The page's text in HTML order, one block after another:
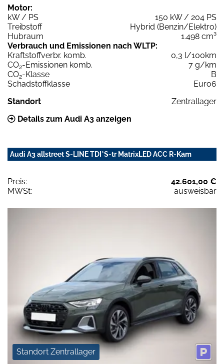
Motor:
kW / PS
150 kW / 204 PS
Treibstoff
Hybrid (Benzin/Elektro)
Hubraum
1.498 cm³
Verbrauch und Emissionen nach WLTP:
Kraftstoffverbr. komb.
0,3 l/100km
CO2-Emissionen komb.
7 g/km
CO2-Klasse
B
Schadstoffklasse
Euro6
Standort
Zentrallager
Details zum Audi A3 anzeigen
Audi A3 allstreet S-LINE TDI*S-tr MatrixLED ACC R-Kam
Preis:
42.601,00 €
MWSt:
ausweisbar
Standort Zentrallager